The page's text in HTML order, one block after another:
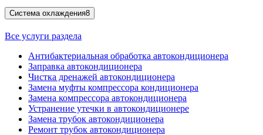
Система охлаждения8
Все услуги раздела
Антибактериальная обработка автокондиционера
Заправка автокондиционера
Чистка дренажей автокондиционера
Замена муфты компрессора кондиционера
Замена компрессора автокондиционера
Устранение утечки в автокондиционере
Замена трубок автокондиционера
Ремонт трубок автокондиционера